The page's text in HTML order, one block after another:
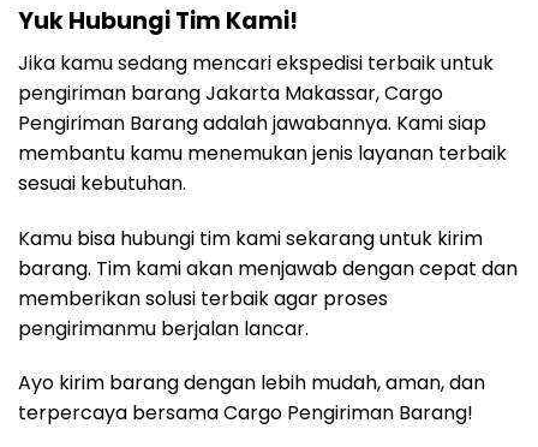
Yuk Hubungi Tim Kami!
Jika kamu sedang mencari ekspedisi terbaik untuk
pengiriman barang Jakarta Makassar, Cargo
Pengiriman Barang adalah jawabannya. Kami siap
membantu kamu menemukan jenis layanan terbaik
sesuai kebutuhan.
Kamu bisa hubungi tim kami sekarang untuk kirim
barang. Tim kami akan menjawab dengan cepat dan
memberikan solusi terbaik agar proses
pengirimanmu berjalan lancar.
Ayo kirim barang dengan lebih mudah, aman, dan
terpercaya bersama Cargo Pengiriman Barang!